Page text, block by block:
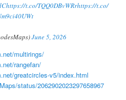
https://t.co/TQQ0DBvWRrhttps://t.co/
June 5, 2026
multirings/
rangefan/
greatcircles-v5/index.html
status/2062902023297658967